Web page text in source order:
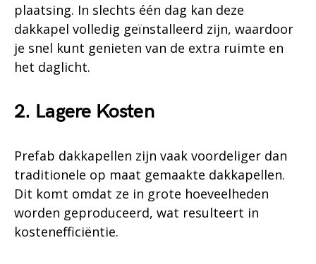
plaatsing. In slechts één dag kan deze
dakkapel volledig geïnstalleerd zijn, waardoor
je snel kunt genieten van de extra ruimte en
het daglicht.
2. Lagere Kosten
Prefab dakkapellen zijn vaak voordeliger dan
traditionele op maat gemaakte dakkapellen.
Dit komt omdat ze in grote hoeveelheden
worden geproduceerd, wat resulteert in
kostenefficiëntie.